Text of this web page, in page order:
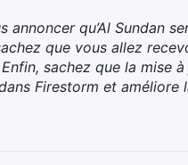
qu’Al Sundan
que vous allez
sachez que la mise
Firestorm et